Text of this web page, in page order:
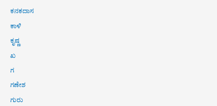
ಕನಕದಾಸ
ಕಾಳಿ
ಕೃಷ್ಣ
ಖ
ಗ
ಗಣೇಶ
ಗುರು